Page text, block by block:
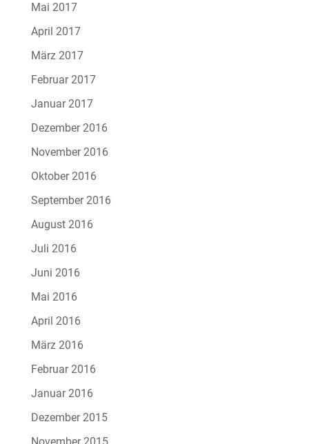
Mai 2017
April 2017
März 2017
Februar 2017
Januar 2017
Dezember 2016
November 2016
Oktober 2016
September 2016
August 2016
Juli 2016
Juni 2016
Mai 2016
April 2016
März 2016
Februar 2016
Januar 2016
Dezember 2015